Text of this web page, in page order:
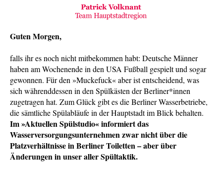
Guten Morgen,
falls ihr es noch nicht mitbekommen habt: Deutsche Männer
haben am Wochenende in den USA Fußball gespielt und sogar
gewonnen. Für den »Muckefuck« aber ist entscheidend, was
sich währenddessen in den Spülkästen der Berliner*innen
zugetragen hat. Zum Glück gibt es die Berliner Wasserbetriebe,
die sämtliche Spülabläufe in der Hauptstadt im Blick behalten.
Im »Aktuellen Spülstudio« informiert das
Wasserversorgungsunternehmen zwar nicht über die
Platzverhältnisse in Berliner Toiletten – aber über
Änderungen in unser aller Spültaktik.